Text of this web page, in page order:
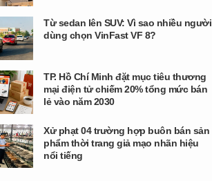
Từ sedan lên SUV: Vì sao nhiều người
dùng chọn VinFast VF 8?
TP. Hồ Chí Minh đặt mục tiêu thương
mại điện tử chiếm 20% tổng mức bán
lẻ vào năm 2030
Xử phạt 04 trường hợp buôn bán sản
phẩm thời trang giả mạo nhãn hiệu
nổi tiếng